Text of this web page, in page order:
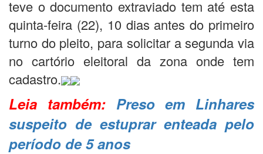
teve o documento extraviado tem até esta
quinta-feira (22), 10 dias antes do primeiro
turno do pleito, para solicitar a segunda via
no cartório eleitoral da zona onde tem
cadastro.
Leia também: Preso em Linhares
suspeito de estuprar enteada pelo
período de 5 anos